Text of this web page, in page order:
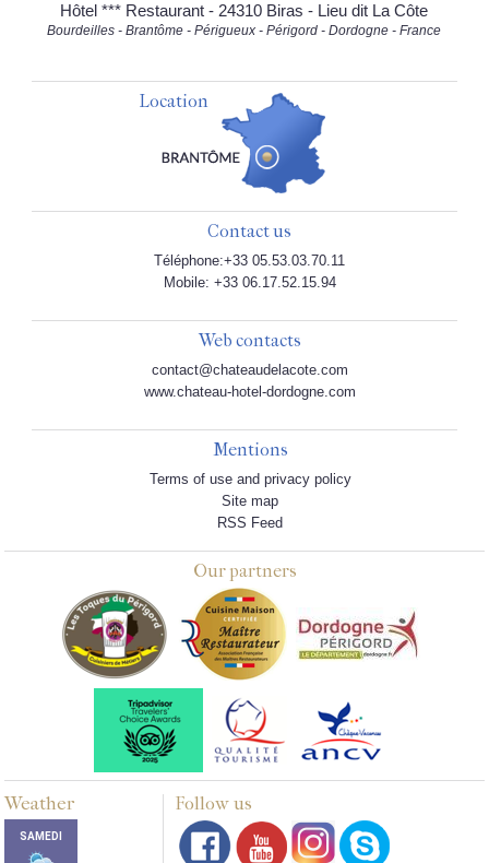
Hôtel *** Restaurant - 24310 Biras - Lieu dit La Côte
Bourdeilles - Brantôme - Périgueux - Périgord - Dordogne - France
Location
Contact us
Téléphone:+33 05.53.03.70.11
Mobile: +33 06.17.52.15.94
Web contacts
contact@chateaudelacote.com
www.chateau-hotel-dordogne.com
Mentions
Terms of use and privacy policy
Site map
RSS Feed
Our partners
Weather Follow us